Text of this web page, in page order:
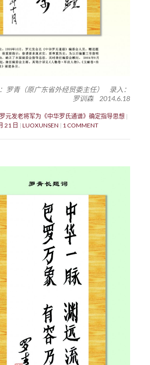
罗青（原广东省外经贸委主任） 录入：
罗训森 2014.6.18
元发老将军为《中华罗氏通谱》确定指导思想
21 日
LUOXUNSEN 1 COMMENT